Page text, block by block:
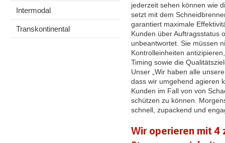
Intermodal
Transkontinental
jederzeit sehen können wie
setzt mit dem
garantiert maximale
Kunden über Auftragsstatus
unbeantwortet. Sie müssen
Kontrolleinheiten
Timing sowie die
Unser „Wir haben alle
dass wir umgehend agieren
Kunden im Fall von von
schützen zu können.
schnell, zupackend und
Wir operieren mit 4